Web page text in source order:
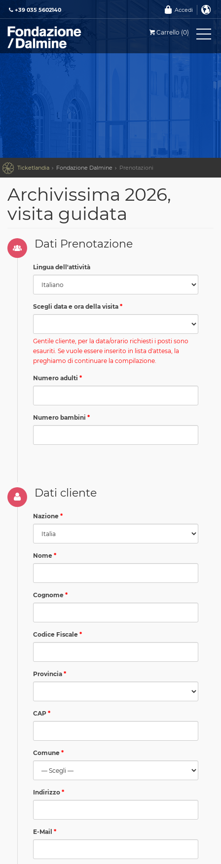
+39 035 5602140 Accedi
Carrello (0)
 Ticketlandia Fondazione Dalmine Prenotazioni
Archivissima 2026,
visita guidata
Dati Prenotazione
Lingua dell'attività
Scegli data e ora della visita
Gentile cliente, per la data/orario richiesti i posti sono
esauriti. Se vuole essere inserito in lista d'attesa, la
preghiamo di continuare la compilazione.
Numero adulti
Numero bambini
Dati cliente
Nazione
Nome
Cognome
Codice Fiscale
Provincia
CAP
Comune
Indirizzo
E-Mail